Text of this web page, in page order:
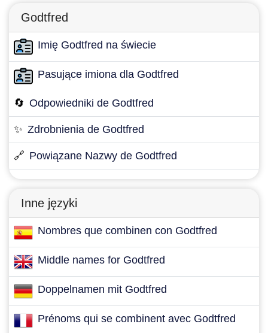
Godtfred
Imię Godtfred na świecie
Pasujące imiona dla Godtfred
🔄 Odpowiedniki de Godtfred
✨ Zdrobnienia de Godtfred
🔗 Powiązane Nazwy de Godtfred
Inne języki
Nombres que combinen con Godtfred
Middle names for Godtfred
Doppelnamen mit Godtfred
Prénoms qui se combinent avec Godtfred